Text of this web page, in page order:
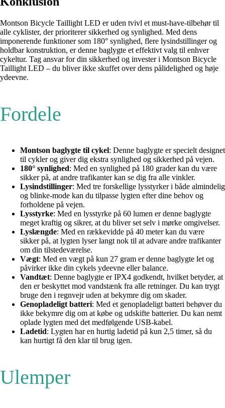
Montson Bicycle Taillight LED er uden tvivl et must-have-tilbehør til
alle cyklister, der prioriterer sikkerhed og synlighed. Med dens
imponerende funktioner som 180° synlighed, flere lysindstillinger og
holdbar konstruktion, er denne baglygte et effektivt valg til enhver
cykeltur. Tag ansvar for din sikkerhed og invester i Montson Bicycle
Taillight LED – du bliver ikke skuffet over dens pålidelighed og høje
ydeevne.
Fordele
Montson baglygte til cykel: Denne baglygte er specielt designet
til cykler og giver dig ekstra synlighed og sikkerhed på vejen.
180° synlighed: Med en synlighed på 180 grader kan du være
sikker på, at andre trafikanter kan se dig fra alle vinkler.
Lysindstillinger: Med tre forskellige lysstyrker i både almindelig
og blinke-mode kan du tilpasse lygten efter dine behov og
forholdene på vejen.
Lysstyrke: Med en lysstyrke på 60 lumen er denne baglygte
meget kraftig og sikrer, at du bliver set selv i mørke omgivelser.
Lyslængde: Med en rækkevidde på 40 meter kan du være
sikker på, at lygten lyser langt nok til at advare andre trafikanter
om din tilstedeværelse.
Vægt: Med en vægt på kun 27 gram er denne baglygte let og
påvirker ikke din cykels ydeevne eller balance.
Vandtæt: Denne baglygte er IPX4 godkendt, hvilket betyder, at
den er beskyttet mod vandstænk fra alle retninger. Du kan trygt
bruge den i regnvejr uden at bekymre dig om skader.
Genopladeligt batteri: Med et genopladeligt batteri behøver du
ikke bekymre dig om at købe og udskifte batterier. Du kan nemt
oplade lygten med det medfølgende USB-kabel.
Ladetid: Lygten har en hurtig ladetid på kun 2,5 timer, så du
kan hurtigt få den klar til brug igen.
Ulemper